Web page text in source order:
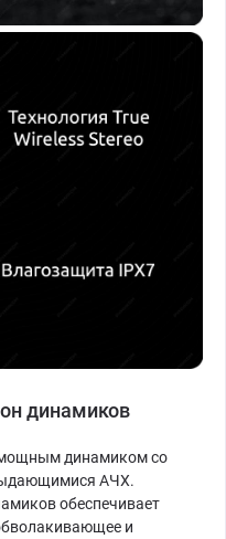
динамиков
динамиком со
АЧХ.
обеспечивает
и